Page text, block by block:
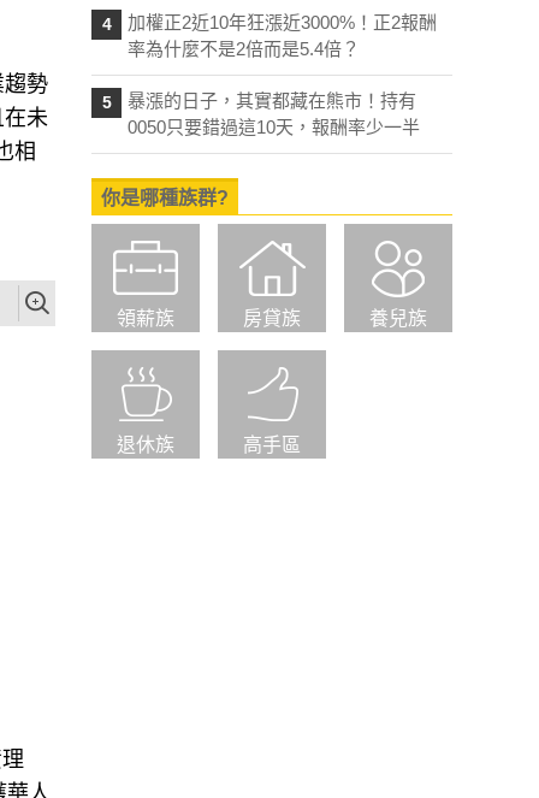
趨勢
在未
相
人
4
加權正2近10年狂漲近3000%！正2報酬
率為什麼不是2倍而是5.4倍？
5
暴漲的日子，其實都藏在熊市！持有
0050只要錯過這10天，報酬率少一半
你是哪種族群?
領薪族 房貸族 養兒族
退休族 高手區